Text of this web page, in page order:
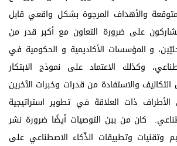
والأهداف المرجوة بشكل واقعي قابل
على ضرورة التعاون مع أكبر قدر من
و المؤسسات الأكاديمية و الحكومية في
وكذلك الاعتماد على نموذج الابتكار
والاستفادة من قدرات وخبرات الآخرين
ذات العلاقة في تطوير استراتيجية
كان من ببن التوصيات أيضًا ضرورة نشر
وتقنيات وتطبيقات الذّكاء الاصطناعي على